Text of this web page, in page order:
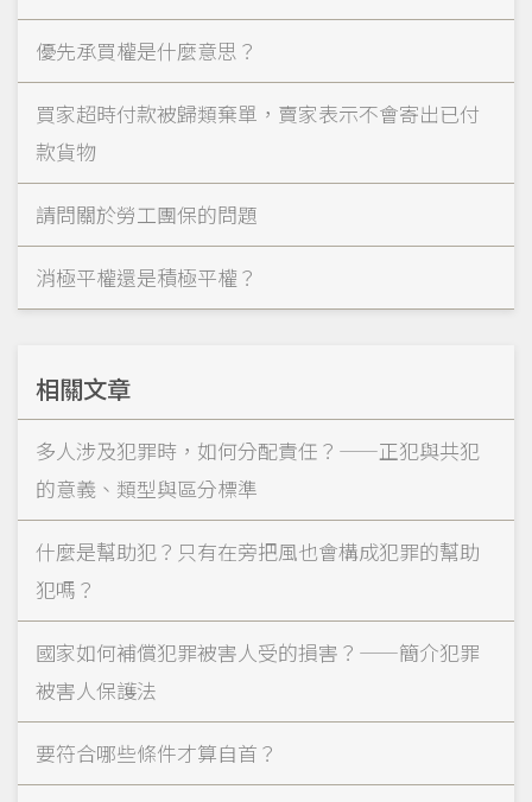
優先承買權是什麼意思？
買家超時付款被歸類棄單，賣家表示不會寄出已付
款貨物
請問關於勞工團保的問題
消極平權還是積極平權？
相關文章
多人涉及犯罪時，如何分配責任？——正犯與共犯
的意義、類型與區分標準
什麼是幫助犯？只有在旁把風也會構成犯罪的幫助
犯嗎？
國家如何補償犯罪被害人受的損害？——簡介犯罪
被害人保護法
要符合哪些條件才算自首？